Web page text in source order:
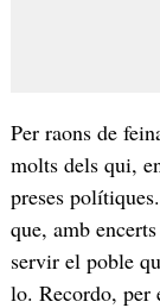
Per raons de
molts dels qui,
preses
que, amb
servir el poble
lo. Recordo, per